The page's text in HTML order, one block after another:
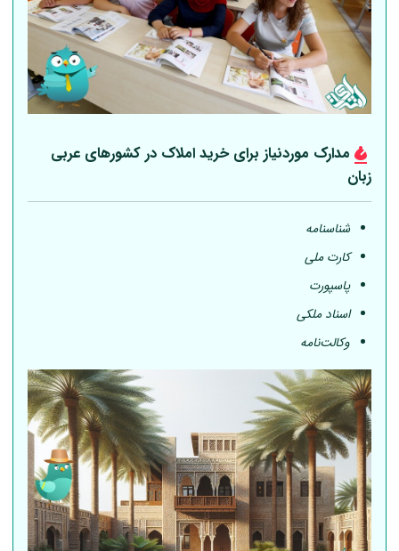
مدارک موردنیاز برای خرید املاک در کشورهای عربی
زبان
شناسنامه
کارت ملی
پاسپورت
اسناد ملکی
وکالت‌نامه